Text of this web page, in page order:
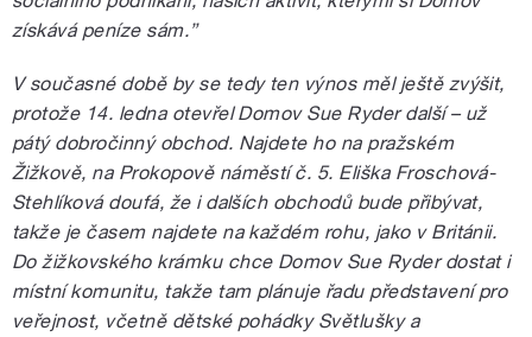
získává peníze sám.”
V současné době by se tedy ten výnos měl ještě zvýšit,
protože 14. ledna otevřel Domov Sue Ryder další – už
pátý dobročinný obchod. Najdete ho na pražském
Žižkově, na Prokopově náměstí č. 5. Eliška Froschová-
Stehlíková doufá, že i dalších obchodů bude přibývat,
takže je časem najdete na každém rohu, jako v Británii.
Do žižkovského krámku chce Domov Sue Ryder dostat i
místní komunitu, takže tam plánuje řadu představení pro
veřejnost, včetně dětské pohádky Světlušky a